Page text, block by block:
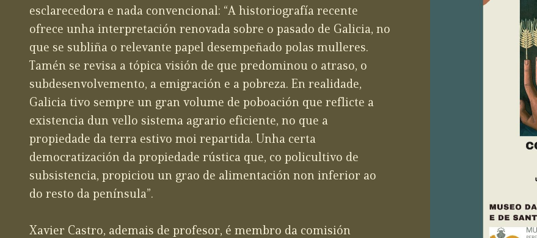
esclarecedora e nada convencional: “A historiografía recente
ofrece unha interpretación renovada sobre o pasado de Galicia, no
que se subliña o relevante papel desempeñado polas mulleres.
Tamén se revisa a tópica visión de que predominou o atraso, o
subdesenvolvemento, a emigración e a pobreza. En realidade,
Galicia tivo sempre un gran volume de poboación que reflicte a
existencia dun vello sistema agrario eficiente, no que a
propiedade da terra estivo moi repartida. Unha certa
democratización da propiedade rústica que, co policultivo de
subsistencia, propiciou un grao de alimentación non inferior ao
do resto da península”.
Xavier Castro, ademais de profesor, é membro da comisión